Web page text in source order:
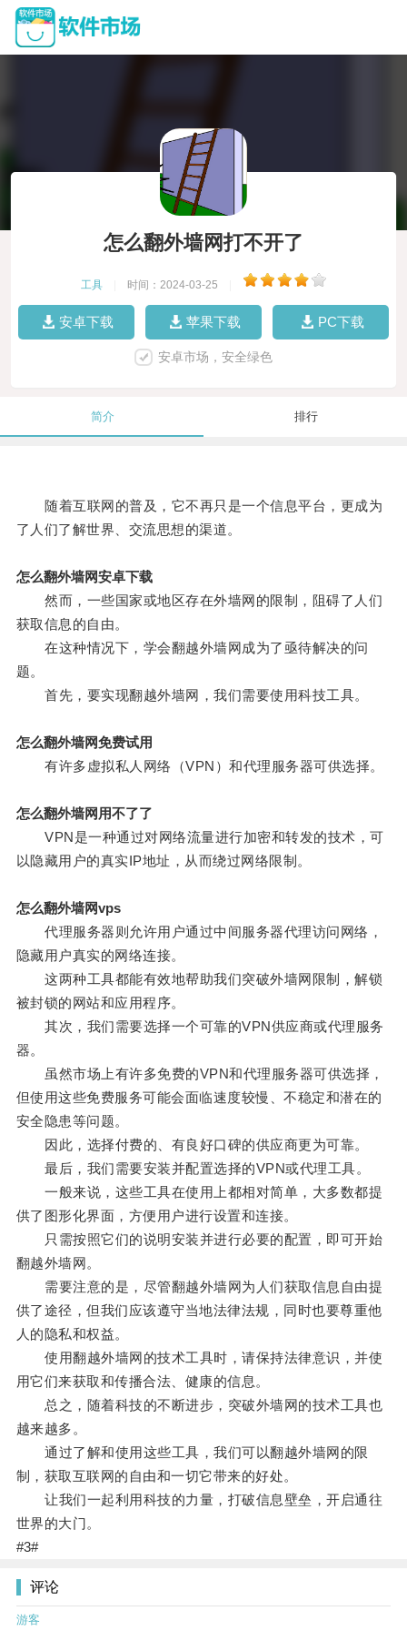
怎么翻外墙网打不开了
工具 时间：2024-03-25
安卓下载 苹果下载 PC下载
安卓市场，安全绿色
简介 排行
随着互联网的普及，它不再只是一个信息平台，更成为
了人们了解世界、交流思想的渠道。
怎么翻外墙网安卓下载
然而，一些国家或地区存在外墙网的限制，阻碍了人们
获取信息的自由。
在这种情况下，学会翻越外墙网成为了亟待解决的问
题。
首先，要实现翻越外墙网，我们需要使用科技工具。
怎么翻外墙网免费试用
有许多虚拟私人网络（VPN）和代理服务器可供选择。
怎么翻外墙网用不了了
VPN是一种通过对网络流量进行加密和转发的技术，可
以隐藏用户的真实IP地址，从而绕过网络限制。
怎么翻外墙网vps
代理服务器则允许用户通过中间服务器代理访问网络，
隐藏用户真实的网络连接。
这两种工具都能有效地帮助我们突破外墙网限制，解锁
被封锁的网站和应用程序。
其次，我们需要选择一个可靠的VPN供应商或代理服务
器。
虽然市场上有许多免费的VPN和代理服务器可供选择，
但使用这些免费服务可能会面临速度较慢、不稳定和潜在的
安全隐患等问题。
因此，选择付费的、有良好口碑的供应商更为可靠。
最后，我们需要安装并配置选择的VPN或代理工具。
一般来说，这些工具在使用上都相对简单，大多数都提
供了图形化界面，方便用户进行设置和连接。
只需按照它们的说明安装并进行必要的配置，即可开始
翻越外墙网。
需要注意的是，尽管翻越外墙网为人们获取信息自由提
供了途径，但我们应该遵守当地法律法规，同时也要尊重他
人的隐私和权益。
使用翻越外墙网的技术工具时，请保持法律意识，并使
用它们来获取和传播合法、健康的信息。
总之，随着科技的不断进步，突破外墙网的技术工具也
越来越多。
通过了解和使用这些工具，我们可以翻越外墙网的限
制，获取互联网的自由和一切它带来的好处。
让我们一起利用科技的力量，打破信息壁垒，开启通往
世界的大门。
#3#
评论
游客